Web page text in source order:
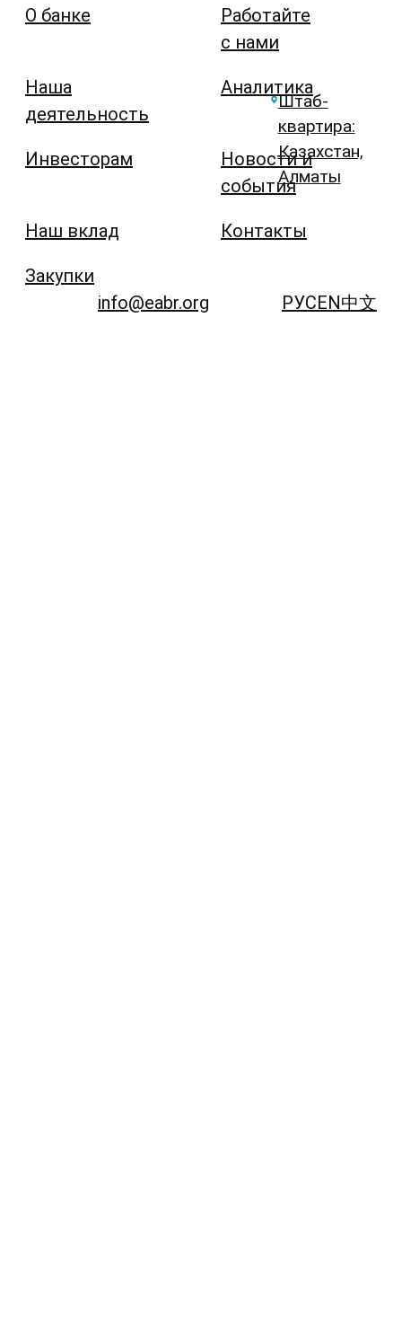
О банке
Наша
деятельность
Инвесторам
Наш вклад
Закупки
Работайте
с нами
Аналитика
Новости и
события
Контакты
Штаб-
квартира:
Казахстан,
Алматы
info@eabr.org РУСEN中文